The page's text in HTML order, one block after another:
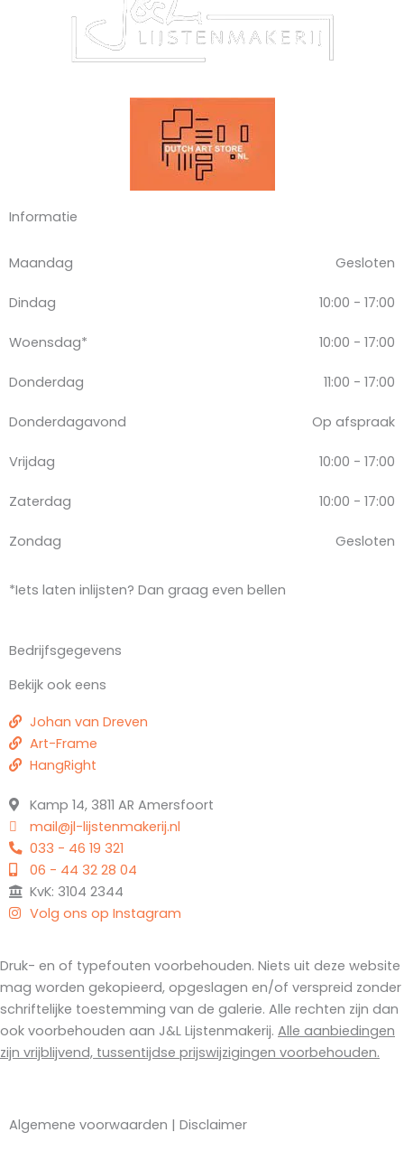
Informatie
Maandag Gesloten
Dindag 10:00 - 17:00
Woensdag* 10:00 - 17:00
Donderdag 11:00 - 17:00
Donderdagavond Op afspraak
Vrijdag 10:00 - 17:00
Zaterdag 10:00 - 17:00
Zondag Gesloten
*Iets laten inlijsten? Dan graag even bellen
Bedrijfsgegevens
Bekijk ook eens
Johan van Dreven
Art-Frame
HangRight
Kamp 14, 3811 AR Amersfoort
mail@jl-lijstenmakerij.nl
033 - 46 19 321
06 - 44 32 28 04
KvK: 3104 2344
Volg ons op Instagram
Druk- en of typefouten voorbehouden. Niets uit deze website
mag worden gekopieerd, opgeslagen en/of verspreid zonder
schriftelijke toestemming van de galerie. Alle rechten zijn dan
ook voorbehouden aan J&L Lijstenmakerij. Alle aanbiedingen
zijn vrijblijvend, tussentijdse prijswijzigingen voorbehouden.
Algemene voorwaarden | Disclaimer